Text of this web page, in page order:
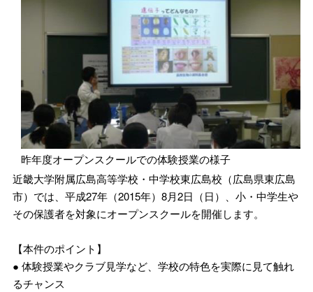
昨年度オープンスクールでの体験授業の様子
近畿大学附属広島高等学校・中学校東広島校（広島県東広島
市）では、平成27年（2015年）8月2日（日）、小・中学生や
その保護者を対象にオープンスクールを開催します。
【本件のポイント】
● 体験授業やクラブ見学など、学校の特色を実際に見て触れ
るチャンス